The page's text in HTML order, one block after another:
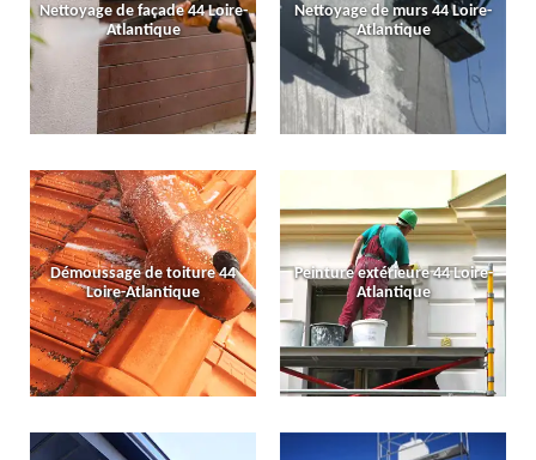
Nettoyage de façade 44 Loire-
Atlantique
Nettoyage de murs 44 Loire-
Atlantique
Démoussage de toiture 44
Loire-Atlantique
Peinture extérieure 44 Loire-
Atlantique